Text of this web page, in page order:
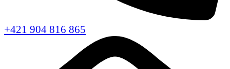
+421 904 816 865